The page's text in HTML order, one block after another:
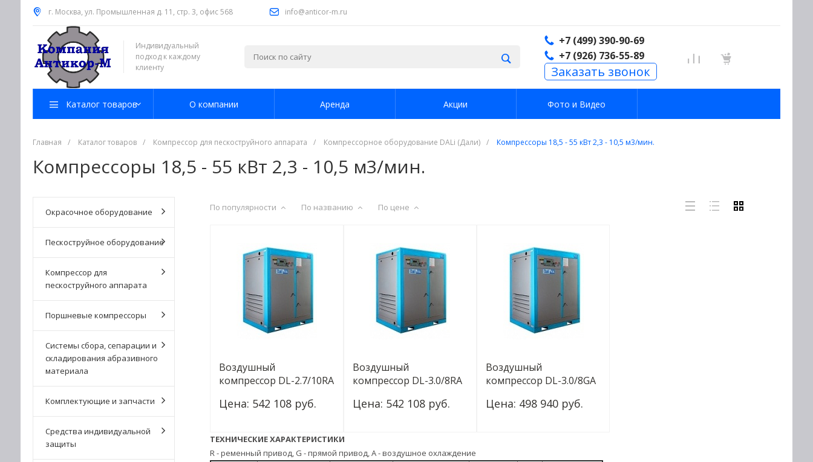
г. Москва, ул. Промышленная д. 11, стр. 3, офис 568 info@anticor-m.ru
Индивидуальный
подход к каждому
клиенту
+7 (499) 390-90-69
+7 (926) 736-55-89
Заказать звонок
Каталог товаров О компании Аренда Акции Фото и Видео
Главная / Каталог товаров / Компрессор для пескоструйного аппарата / Компрессорное оборудование DALi (Дали) / Компрессоры 18,5 - 55 кВт 2,3 - 10,5 м3/мин.
Компрессоры 18,5 - 55 кВт 2,3 - 10,5 м3/мин.
По популярности По названию По цене
Воздушный
компрессор DL-2.7/10RA
Цена: 542 108 руб.
- + Купить
Воздушный
компрессор DL-3.0/8RA
Цена: 542 108 руб.
Воздушный
компрессор DL-3.0/8GA
Цена: 498 940 руб.
ТЕХНИЧЕСКИЕ ХАРАКТЕРИСТИКИ
R - ременный привод, G - прямой привод, A - воздушное охлаждение
Окрасочное оборудование
Пескоструйное оборудование
Компрессор для
пескоструйного аппарата
Поршневые компрессоры
Системы сбора, сепарации и
складирования абразивного
материала
Комплектующие и запчасти
Средства индивидуальной
защиты